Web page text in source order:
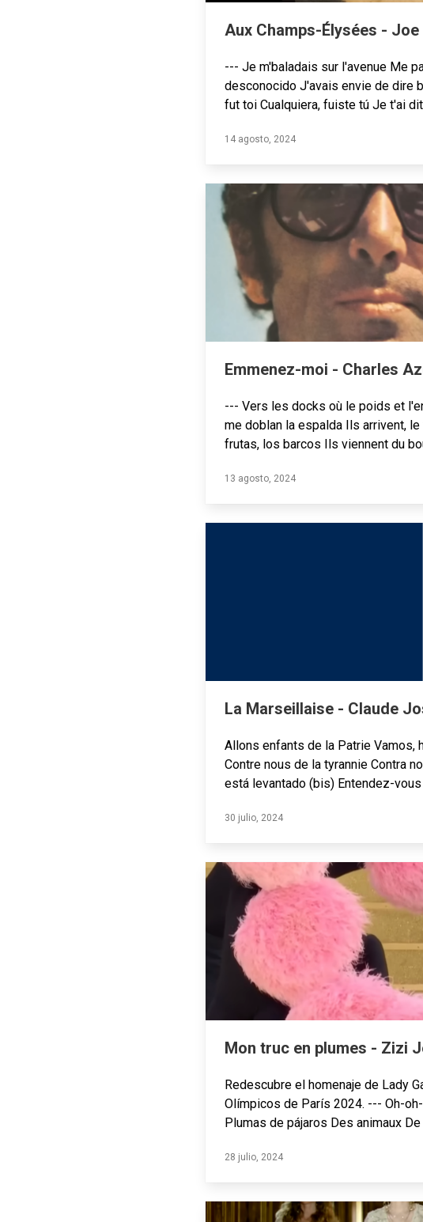
Aux Champs-Élysées -
--- Je m'baladais sur l'avenue Me
desconocido J'avais envie de dire
fut toi Cualquiera, fuiste tú Je t'ai
14 agosto, 2024
Emmenez-moi - Charles
--- Vers les docks où le poids et
me doblan la espalda Ils arrivent,
frutas, los barcos Ils viennent du
13 agosto, 2024
La Marseillaise - Claude
Allons enfants de la Patrie Vamos,
Contre nous de la tyrannie Contra
está levantado (bis) Entendez-
30 julio, 2024
Mon truc en plumes - Zizi
Redescubre el homenaje de Lady
Olímpicos de París 2024. --- Oh-
Plumas de pájaros Des animaux
28 julio, 2024